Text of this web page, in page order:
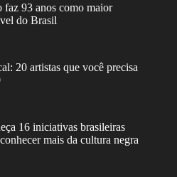
faz 93 anos como maior
do Brasil
20 artistas que você precisa
16 iniciativas brasileiras
mais da cultura negra